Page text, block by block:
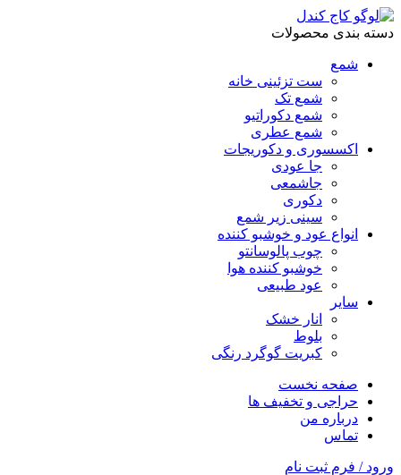
دسته بندی محصولات
شمع
ست تزئینی خانه
شمع تک
شمع دکوراتیو
شمع عطری
اکسسوری و دکوریجات
جا عودی
جاشمعی
دکوری
سینی زیر شمع
انواع عود و خوشبو کننده
چوب پالوسانتو
خوشبو کننده هوا
عود طبیعی
سایر
انار خشک
بلوط
کبریت گوگرد رنگی
صفحه نخست
حراجی و تخفیف ها
درباره من
تماس
ورود / فرم ثبت نام